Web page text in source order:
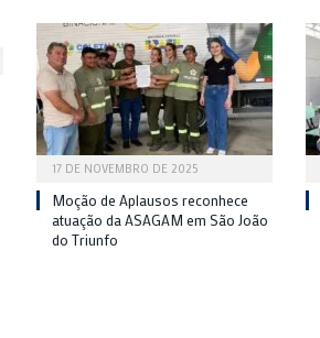
17 DE NOVEMBRO DE 2025
Moção de Aplausos reconhece
atuação da ASAGAM em São João
do Triunfo